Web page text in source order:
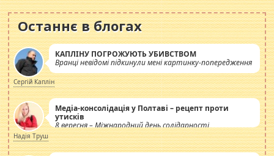
Останнє в блогах
КАПЛІНУ ПОГРОЖУЮТЬ УБИВСТВОМ
Вранці невідомі підкинули мені картинку-попередження
Сергій Каплін
Медіа-консолідація у Полтаві – рецепт проти
утисків
8 вересня – Міжнародний день солідарності
журналістів.
Надія Труш